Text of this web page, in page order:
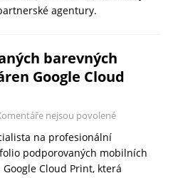
agentury.
barevných
Google Cloud
nejsou povolené
na profesionální
podporovaných mobilních
Cloud Print, která